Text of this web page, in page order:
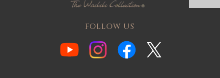
FOLLOW US